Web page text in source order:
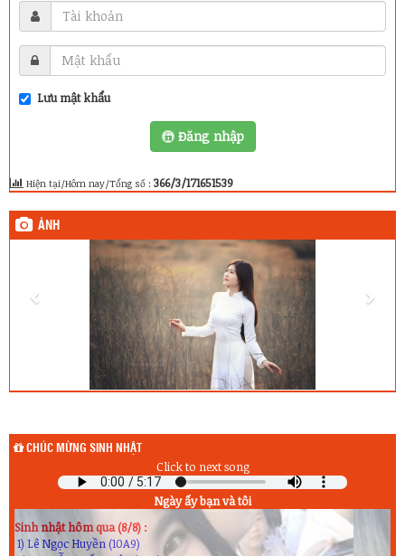
Lưu mật khẩu
Đăng nhập
Hiện tại/Hôm nay/Tổng số : 366/3/171651539
ẢNH